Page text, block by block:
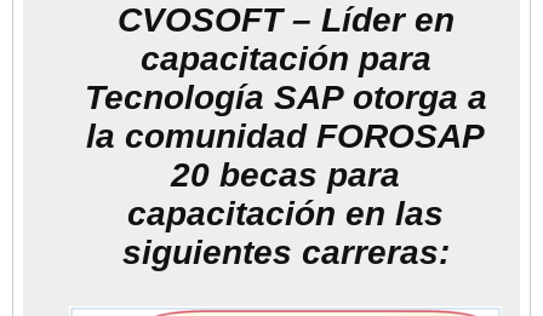
CVOSOFT – Líder en
capacitación para
Tecnología SAP otorga a
la comunidad FOROSAP
20 becas para
capacitación en las
siguientes carreras: